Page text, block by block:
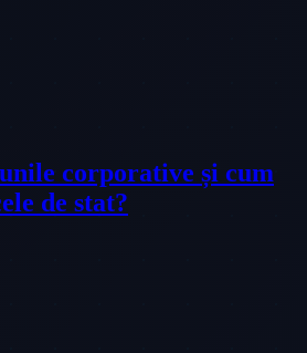
corporative și cum
de stat?